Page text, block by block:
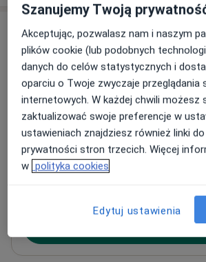
Adresy (6)
Adres 1 Adres 2 Adres 3
MelissaMed Poradnia
Narutowicza 42, Śródmieście,
Dostępność
Pokaż kalendarz
Szanujemy Twoją
Akceptując, pozwalasz nam i naszym
plików cookie (lub podobnych
danych do celów statystycznych i
oparciu o Twoje zwyczaje przeglądania
internetowych. W każdej chwili możesz
zaktualizować swoje preferencje w
ustawieniach znajdziesz również linki
prywatności stron trzecich. Więcej
w polityka cookies
Edytuj ustawienia